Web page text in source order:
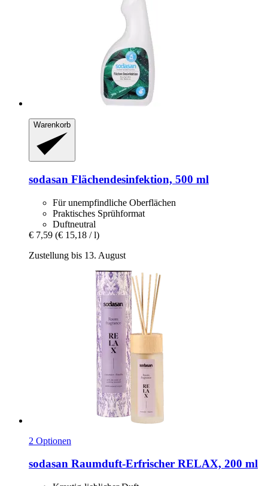
Warenkorb
sodasan Flächendesinfektion, 500 ml
Für unempfindliche Oberflächen
Praktisches Sprühformat
Duftneutral
€ 7,59 (€ 15,18 / l)
Zustellung bis 13. August
2 Optionen
sodasan Raumduft-​Erfrischer RELAX, 200 ml